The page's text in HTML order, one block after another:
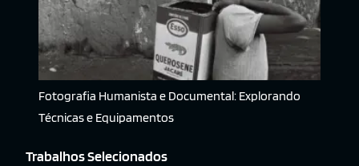
Fotografia Humanista e Documental: Explorando
Técnicas e Equipamentos
Trabalhos Selecionados